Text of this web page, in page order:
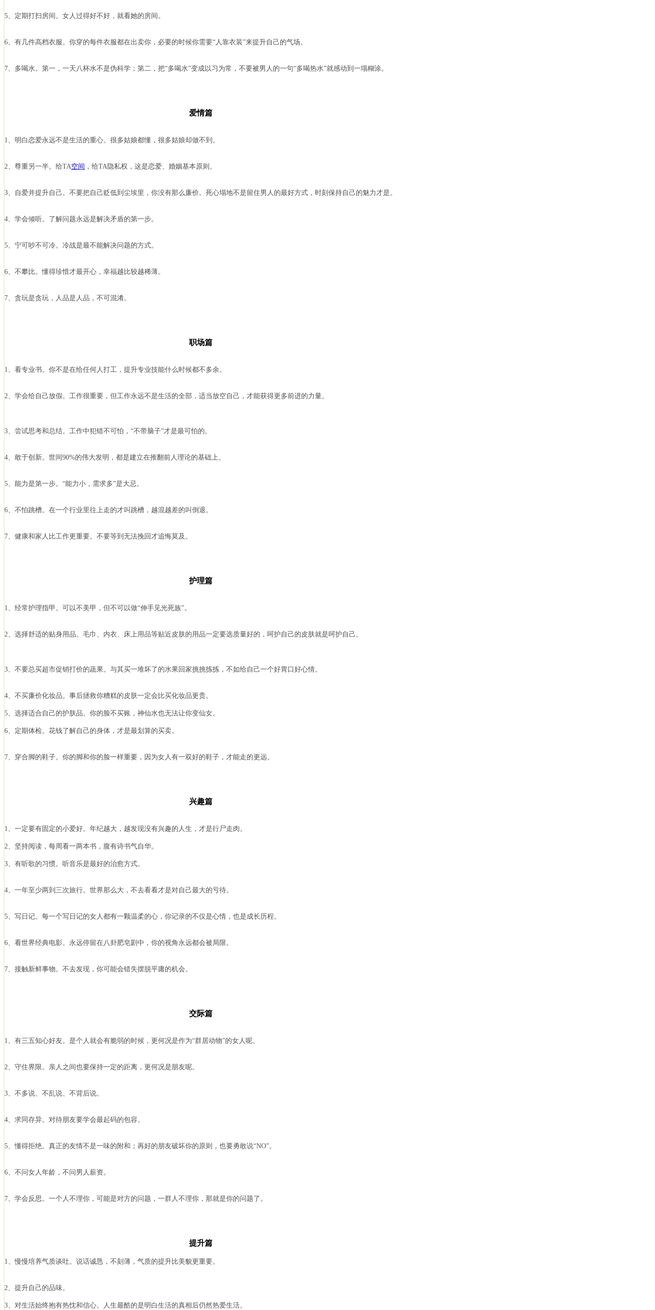
5、定期打扫房间。女人过得好不好，就看她的房间。
6、有几件高档衣服。你穿的每件衣服都在出卖你，必要的时候你需要“人靠衣装”来提升自己的气场。
7、多喝水。第一，一天八杯水不是伪科学；第二，把“多喝水”变成以习为常，不要被男人的一句“多喝热水”就感动到一塌糊涂。
爱情篇
1、明白恋爱永远不是生活的重心。很多姑娘都懂，很多姑娘却做不到。
2、尊重另一半。给TA空间 ，给TA隐私权，这是恋爱、婚姻基本原则。
3、自爱并提升自己。不要把自己贬低到尘埃里，你没有那么廉价。死心塌地不是留住男人的最好方式，时刻保持自己的魅力才是。
4、学会倾听。了解问题永远是解决矛盾的第一步。
5、宁可吵不可冷。冷战是最不能解决问题的方式。
6、不攀比。懂得珍惜才最开心，幸福越比较越稀薄。
7、贪玩是贪玩，人品是人品，不可混淆。
职场篇
1、看专业书。你不是在给任何人打工，提升专业技能什么时候都不多余。
2、学会给自己放假。工作很重要，但工作永远不是生活的全部，适当放空自己，才能获得更多前进的力量。
3、尝试思考和总结。工作中犯错不可怕，“不带脑子”才是最可怕的。
4、敢于创新。世间90%的伟大发明，都是建立在推翻前人理论的基础上。
5、能力是第一步。“能力小，需求多”是大忌。
6、不怕跳槽。在一个行业里往上走的才叫跳槽，越混越差的叫倒退。
7、健康和家人比工作更重要。不要等到无法挽回才追悔莫及。
护理篇
1、经常护理指甲。可以不美甲，但不可以做“伸手见光死族”。
2、选择舒适的贴身用品。毛巾、内衣、床上用品等贴近皮肤的用品一定要选质量好的，呵护自己的皮肤就是呵护自己。
3、不要总买超市促销打价的蔬果。与其买一堆坏了的水果回家挑挑拣拣，不如给自己一个好胃口好心情。
4、不买廉价化妆品。事后拯救你糟糕的皮肤一定会比买化妆品更贵。
5、选择适合自己的护肤品。你的脸不买账，神仙水也无法让你变仙女。
6、定期体检。花钱了解自己的身体，才是最划算的买卖。
7、穿合脚的鞋子。你的脚和你的脸一样重要，因为女人有一双好的鞋子，才能走的更远。
兴趣篇
1、一定要有固定的小爱好。年纪越大，越发现没有兴趣的人生，才是行尸走肉。
2、坚持阅读，每周看一两本书，腹有诗书气自华。
3、有听歌的习惯。听音乐是最好的治愈方式。
4、一年至少两到三次旅行。世界那么大，不去看看才是对自己最大的亏待。
5、写日记。每一个写日记的女人都有一颗温柔的心，你记录的不仅是心情，也是成长历程。
6、看世界经典电影。永远停留在八卦肥皂剧中，你的视角永远都会被局限。
7、接触新鲜事物。不去发现，你可能会错失摆脱平庸的机会。
交际篇
1、有三五知心好友。是个人就会有脆弱的时候，更何况是作为“群居动物”的女人呢。
2、守住界限。亲人之间也要保持一定的距离，更何况是朋友呢。
3、不多说、不乱说、不背后说。
4、求同存异。对待朋友要学会最起码的包容。
5、懂得拒绝。真正的友情不是一味的附和；再好的朋友破坏你的原则，也要勇敢说“NO”。
6、不问女人年龄，不问男人薪资。
7、学会反思。一个人不理你，可能是对方的问题，一群人不理你，那就是你的问题了。
提升篇
1、慢慢培养气质谈吐。说话诚恳，不刻薄，气质的提升比美貌更重要。
2、提升自己的品味。
3、对生活始终抱有热忱和信心。人生最酷的是明白生活的真相后仍然热爱生活。